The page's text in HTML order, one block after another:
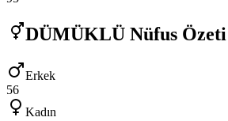
DÜMÜKLÜ Nüfus Özeti
Erkek
56
Kadın